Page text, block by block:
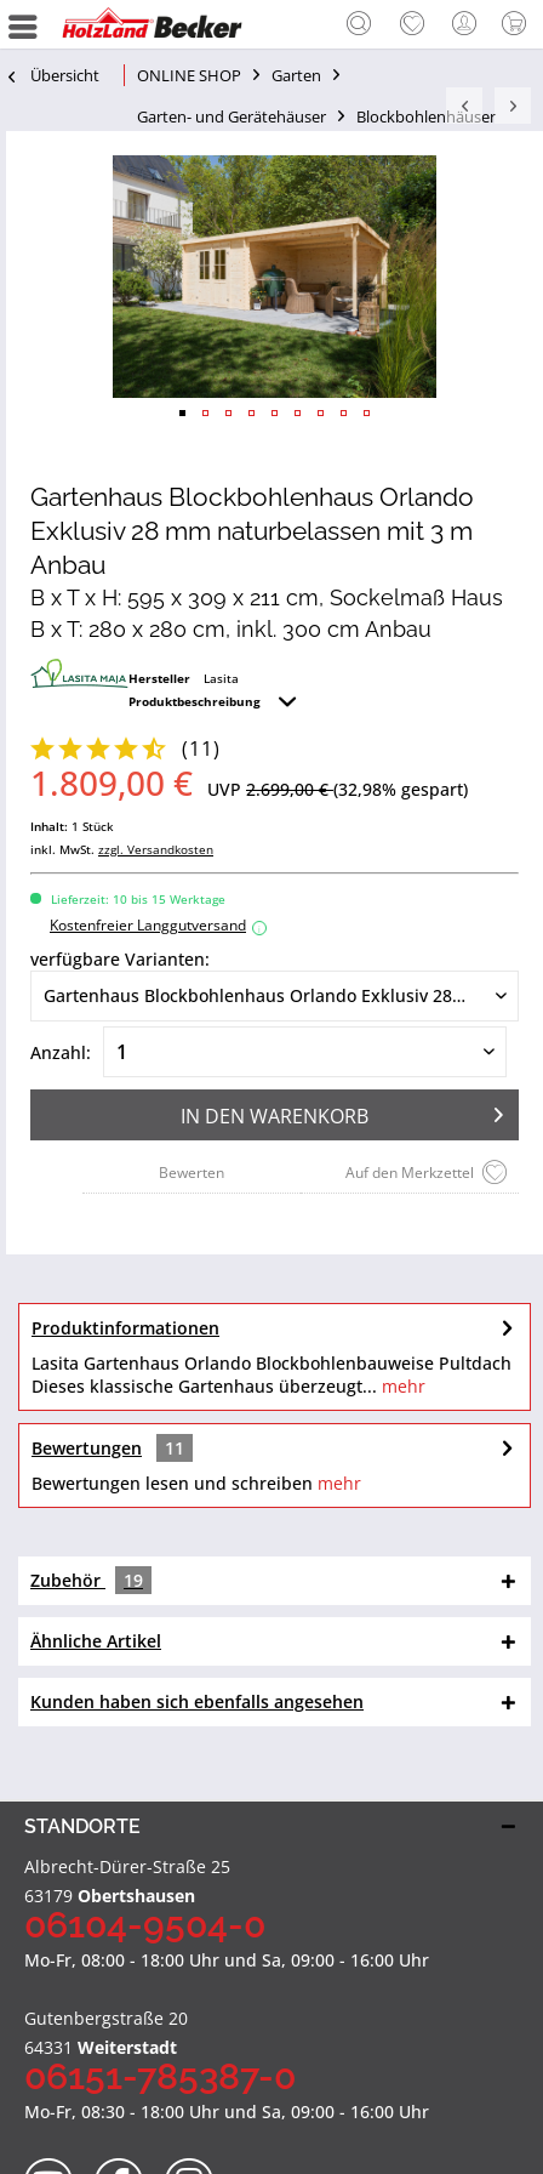
Übersicht ONLINE SHOP
Garten
Garten- und Gerätehäuser
Blockbohlenhäuser
Gartenhaus Blockbohlenhaus Orlando
Exklusiv 28 mm naturbelassen mit 3 m
Anbau
B x T x H: 595 x 309 x 211 cm, Sockelmaß Haus
B x T: 280 x 280 cm, inkl. 300 cm Anbau
Hersteller
Lasita
Produktbeschreibung
(11)
1.809,00 € UVP 2.699,00 €(32,98% gespart)
Inhalt: 1 Stück
inkl. MwSt. zzgl. Versandkosten
Lieferzeit: 10 bis 15 Werktage
Kostenfreier Langgutversand i
verfügbare Varianten:
Anzahl:
IN DEN WARENKORB
Auf den Merkzettel
Bewerten
Produktinformationen
Lasita Gartenhaus Orlando Blockbohlenbauweise Pultdach
Dieses klassische Gartenhaus überzeugt... mehr
Bewertungen
11
Bewertungen lesen und schreiben mehr
Zubehör 19
Ähnliche Artikel
Kunden haben sich ebenfalls angesehen
STANDORTE
Albrecht-Dürer-Straße 25
63179 Obertshausen
06104-9504-0
Mo-Fr, 08:00 - 18:00 Uhr und Sa, 09:00 - 16:00 Uhr
Gutenbergstraße 20
64331 Weiterstadt
06151-785387-0
Mo-Fr, 08:30 - 18:00 Uhr und Sa, 09:00 - 16:00 Uhr